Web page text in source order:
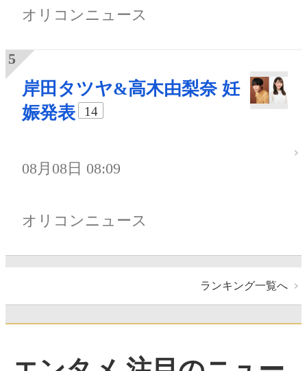
オリコンニュース
岸田タツヤ&高木由梨奈 妊
娠発表
14
08月08日 08:09
オリコンニュース
ランキング一覧へ